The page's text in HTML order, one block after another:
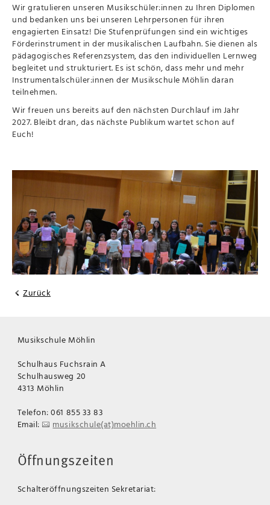
Wir gratulieren unseren Musikschüler:innen zu Ihren Diplomen
und bedanken uns bei unseren Lehrpersonen für ihren
engagierten Einsatz! Die Stufenprüfungen sind ein wichtiges
Förderinstrument in der musikalischen Laufbahn. Sie dienen als
pädagogisches Referenzsystem, das den individuellen Lernweg
begleitet und strukturiert. Es ist schön, dass mehr und mehr
Instrumentalschüler:innen der Musikschule Möhlin daran
teilnehmen.
Wir freuen uns bereits auf den nächsten Durchlauf im Jahr
2027. Bleibt dran, das nächste Publikum wartet schon auf
Euch!
Zurück
Musikschule Möhlin
Schulhaus Fuchsrain A
Schulhausweg 20
4313 Möhlin
Telefon: 061 855 33 83
Email:
musikschule(at)moehlin.ch
Öffnungszeiten
Schalteröffnungszeiten Sekretariat: